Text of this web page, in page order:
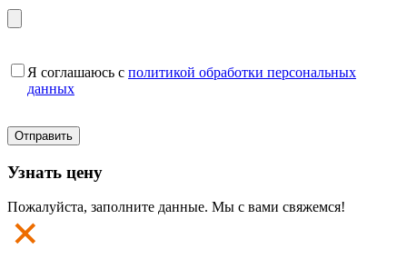
Я соглашаюсь с политикой обработки персональных
данных
Узнать цену
Пожалуйста, заполните данные. Мы с вами свяжемся!